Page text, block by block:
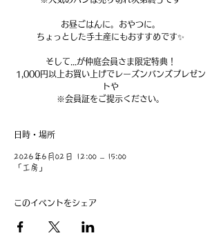
お昼ごはんに。おやつに。
ちょっとした手土産にもおすすめです✨
そして...が仲庭会員さま限定特典！
1,000円以上お買い上げでレーズンバンズプレゼン
トや
※会員証をご提示ください。
日時・場所
2026年6月02日 12:00 – 15:00
「工房」
このイベントをシェア